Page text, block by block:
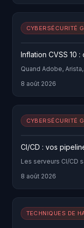
CYBERSÉCURITÉ
Inflation CVSS 10
Quand Adobe,
8 août 2026
CYBERSÉCURITÉ
CI/CD : vos
Les serveurs CI/CD
8 août 2026
TECHNIQUES DE